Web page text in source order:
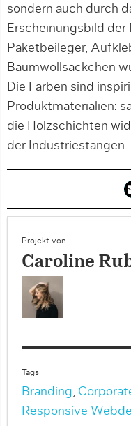
sondern auch durch
Erscheinungsbild der
Paketbeileger,
Baumwollsäckchen
Die Farben sind
Produktmaterialien:
die Holzschichten
der Industriestangen.
Projekt von
Caroline
Tags
Branding,
Responsive